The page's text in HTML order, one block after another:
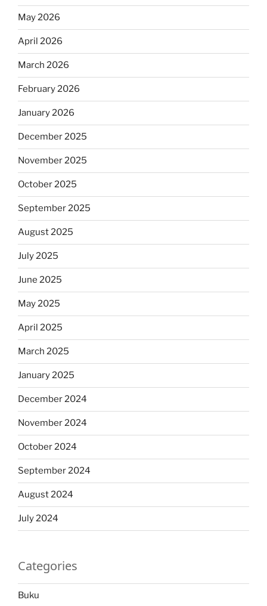
May 2026
April 2026
March 2026
February 2026
January 2026
December 2025
November 2025
October 2025
September 2025
August 2025
July 2025
June 2025
May 2025
April 2025
March 2025
January 2025
December 2024
November 2024
October 2024
September 2024
August 2024
July 2024
Categories
Buku